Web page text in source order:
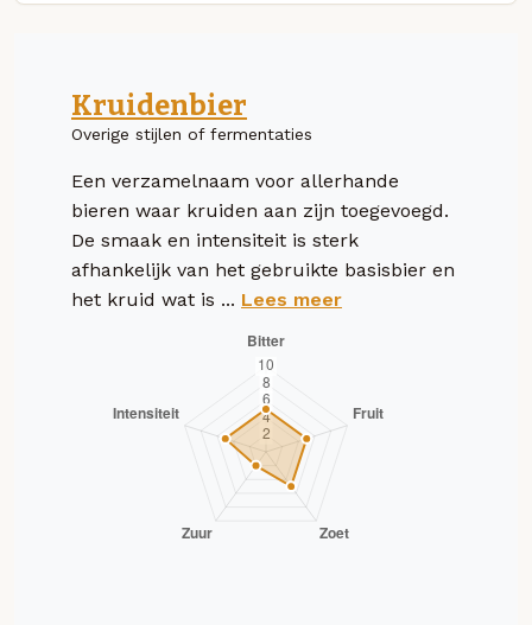
Kruidenbier
Overige stijlen of fermentaties
Een verzamelnaam voor allerhande
bieren waar kruiden aan zijn toegevoegd.
De smaak en intensiteit is sterk
afhankelijk van het gebruikte basisbier en
het kruid wat is ... Lees meer